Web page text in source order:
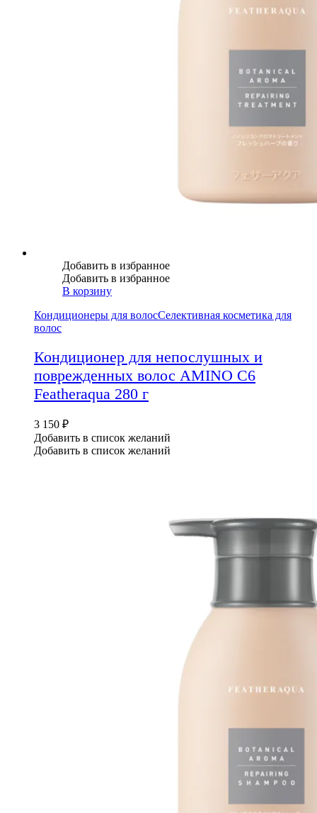
Добавить в избранное
Добавить в избранное
В корзину
Кондиционеры для волосСелективная косметика для
волос
Кондиционер для непослушных и
поврежденных волос AMINO C6
Featheraqua 280 г
3 150 ₽
Добавить в список желаний
Добавить в список желаний